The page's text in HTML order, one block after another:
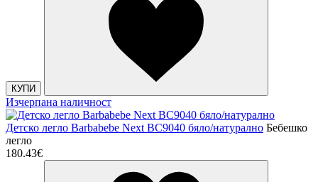
КУПИ
Изчерпана наличност
Детско легло Barbabebe Next BC9040 бяло/натурално Бебешко
легло
180.43€